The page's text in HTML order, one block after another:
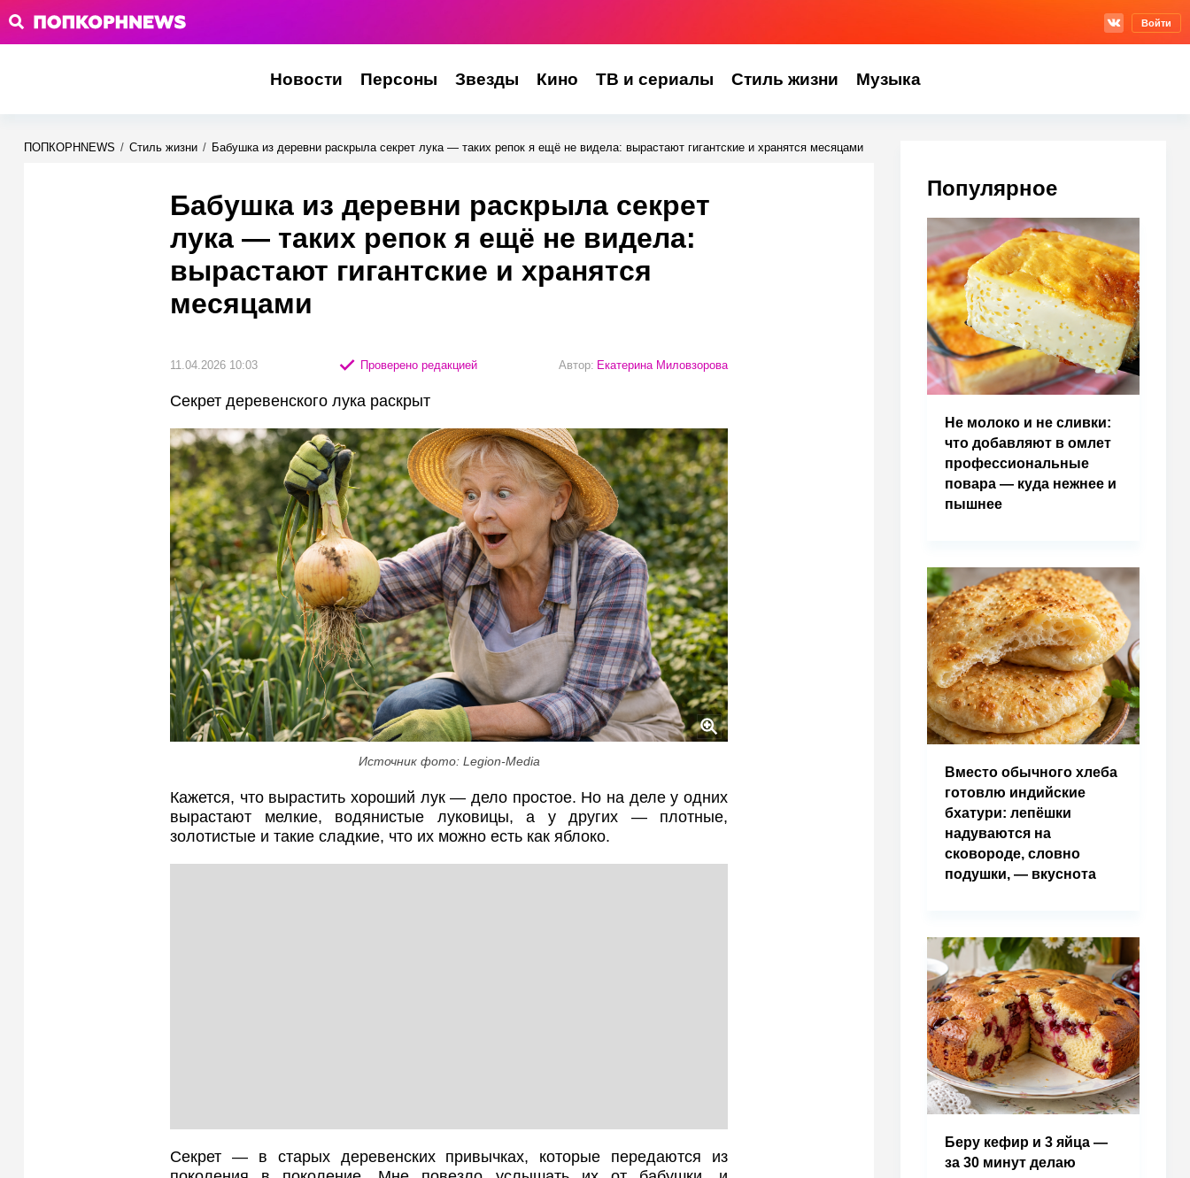
Войти
Новости Персоны Звезды Кино ТВ и сериалы Стиль жизни Музыка
ПОПКОРНNEWS / Стиль жизни / Бабушка из деревни раскрыла секрет лука — таких репок я ещё не видела: вырастают гигантские и хранятся месяцами
Бабушка из деревни раскрыла секрет
лука — таких репок я ещё не видела:
вырастают гигантские и хранятся
месяцами
11.04.2026 10:03 Проверено редакцией Автор: Екатерина Миловзорова
Секрет деревенского лука раскрыт
Источник фото: Legion-Media
Кажется, что вырастить хороший лук — дело простое. Но на деле у одних
вырастают мелкие, водянистые луковицы, а у других — плотные,
золотистые и такие сладкие, что их можно есть как яблоко.
Секрет — в старых деревенских привычках, которые передаются из
Популярное
Не молоко и не сливки:
что добавляют в омлет
профессиональные
повара — куда нежнее и
пышнее
Вместо обычного хлеба
готовлю индийские
бхатури: лепёшки
надуваются на
сковороде, словно
подушки, — вкуснота
Беру кефир и 3 яйца —
за 30 минут делаю